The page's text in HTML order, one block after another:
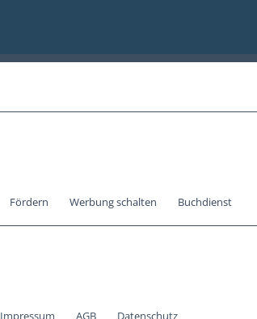
Fördern Werbung schalten Buchdienst
Impressum AGB Datenschutz